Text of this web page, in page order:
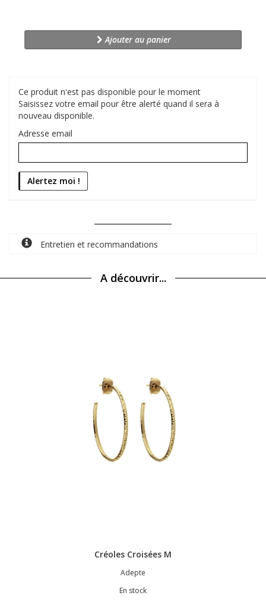
Ajouter au panier
Ce produit n'est pas disponible pour le moment
Saisissez votre email pour être alerté quand il sera à
nouveau disponible.
Adresse email
Entretien et recommandations
A découvrir...
Créoles Croisées M
Adepte
En stock